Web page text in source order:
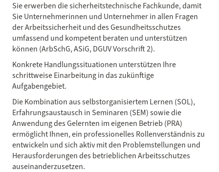
Sie erwerben die sicherheitstechnische Fachkunde, damit
Sie Unternehmerinnen und Unternehmer in allen Fragen
der Arbeitssicherheit und des Gesundheitsschutzes
umfassend und kompetent beraten und unterstützen
können (ArbSchG, ASiG, DGUV Vorschrift 2).
Konkrete Handlungssituationen unterstützen Ihre
schrittweise Einarbeitung in das zukünftige
Aufgabengebiet.
Die Kombination aus selbstorganisiertem Lernen (SOL),
Erfahrungsaustausch in Seminaren (SEM) sowie die
Anwendung des Gelernten im eigenen Betrieb (PRA)
ermöglicht Ihnen, ein professionelles Rollenverständnis zu
entwickeln und sich aktiv mit den Problemstellungen und
Herausforderungen des betrieblichen Arbeitsschutzes
auseinanderzusetzen.